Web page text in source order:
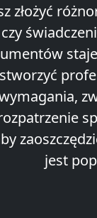
złożyć
jest